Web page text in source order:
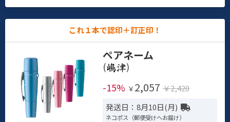
これ１本で認印＋訂正印！
ペアネーム
(
)
-15% ￥ 2,057 ￥2,420
発送日：8月10日(月)
ネコポス（郵便受けへお届け）